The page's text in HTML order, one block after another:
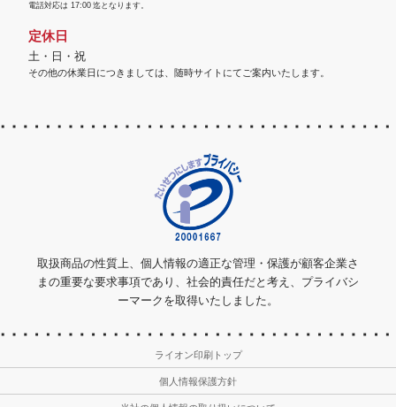
電話対応は 17:00 迄となります。
定休日
土・日・祝
その他の休業日につきましては、随時サイトにてご案内いたします。
取扱商品の性質上、個人情報の適正な管理・保護が顧客企業さ
まの重要な要求事項であり、社会的責任だと考え、プライバシ
ーマークを取得いたしました。
ライオン印刷トップ
個人情報保護方針